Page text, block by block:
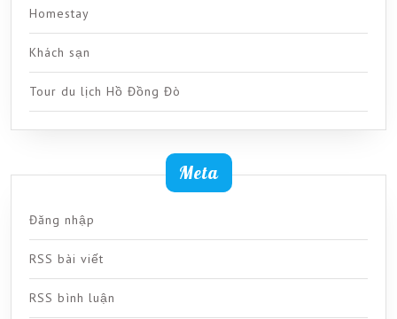
Homestay
Khách sạn
Tour du lịch Hồ Đồng Đò
Meta
Đăng nhập
RSS bài viết
RSS bình luận